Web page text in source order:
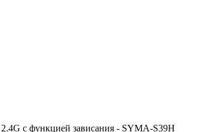
с функцией зависания - SYMA-S39H